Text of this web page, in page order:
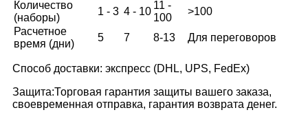
Количество
(наборы)
1 - 3 4 - 10
11 -
100
>100
Расчетное
время (дни)
5 7 8-13 Для переговоров
Способ доставки: экспресс (DHL, UPS, FedEx)
Защита:Торговая гарантия защиты вашего заказа,
своевременная отправка, гарантия возврата денег.